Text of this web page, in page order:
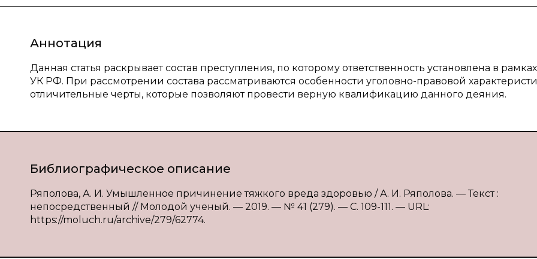
Аннотация
Данная статья раскрывает состав преступления, по которому ответственность установлена в рамках
УК РФ. При рассмотрении состава рассматриваются особенности уголовно-правовой
отличительные черты, которые позволяют провести верную квалификацию данного деяния.
Библиографическое описание
Ряполова, А. И. Умышленное причинение тяжкого вреда здоровью / А. И. Ряполова. — Текст :
непосредственный // Молодой ученый. — 2019. — № 41 (279). — С. 109-111. — URL:
https://moluch.ru/archive/279/62774.